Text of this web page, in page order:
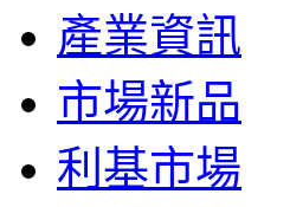
產業資訊
市場新品
利基市場